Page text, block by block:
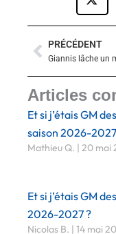
PRÉCÉDENT
Articles
Et si j’étais GM
saison 2026-
Mathieu Q. 20 mai
Et si j’étais GM
2026-2027 ?
Nicolas B. 14 mai